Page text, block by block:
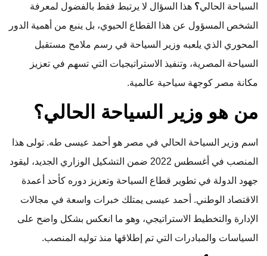
السياحة الحالي؟ هذا السؤال لا يرتبط فقط بالفضول لمعرفة
الشخص المسؤول عن هذا القطاع الحيوي، بل ينبع من أهمية الدور
المحوري الذي يلعبه وزير السياحة في رسم ملامح مستقبل
السياحة المصرية، وتنفيذ الاستراتيجيات التي تسهم في تعزيز
مكانة مصر كوجهة سياحية عالمية.
من هو وزير السياحة الحالي؟
اسم وزير السياحة الحالي في مصر هو أحمد عيسى طه. تولى هذا
المنصب في أغسطس 2022 ضمن التشكيل الوزاري الجديد، ليقود
جهود الدولة في تطوير قطاع السياحة وتعزيز دوره كأحد أعمدة
الاقتصاد الوطني. أحمد عيسى يمتلك خبرات واسعة في مجالات
الإدارة والتخطيط الاستراتيجي، وهو ما انعكس بشكل واضح على
السياسات والمبادرات التي تم إطلاقها منذ توليه المنصب.